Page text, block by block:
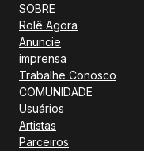
SOBRE
Rolê Agora
Anuncie
imprensa
Trabalhe Conosco
COMUNIDADE
Usuários
Artistas
Parceiros